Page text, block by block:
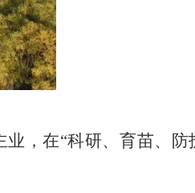
，在“科研、育苗、防